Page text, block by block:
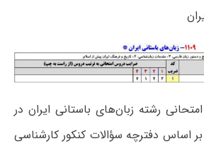
رشته زبان‌های باستانی ایران در
اساس دفترچه سؤالات کنکور کارشناسی